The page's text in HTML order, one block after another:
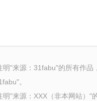
明"来源：31fabu"的所有作
。
明"来源：XXX（非本网站）"